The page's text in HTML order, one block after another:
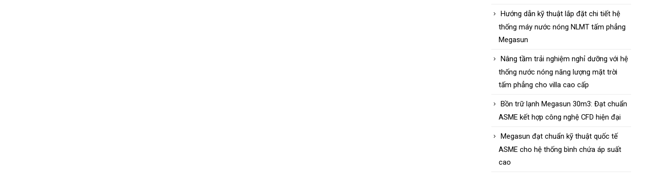
Hướng dẫn kỹ thuật lắp đặt chi tiết hệ
thống máy nước nóng NLMT tấm phẳng
Megasun
Nâng tầm trải nghiệm nghỉ dưỡng với hệ
thống nước nóng năng lượng mặt trời
tấm phẳng cho villa cao cấp
Bồn trữ lạnh Megasun 30m3: Đạt chuẩn
ASME kết hợp công nghệ CFD hiện đại
Megasun đạt chuẩn kỹ thuật quốc tế
ASME cho hệ thống bình chứa áp suất
cao